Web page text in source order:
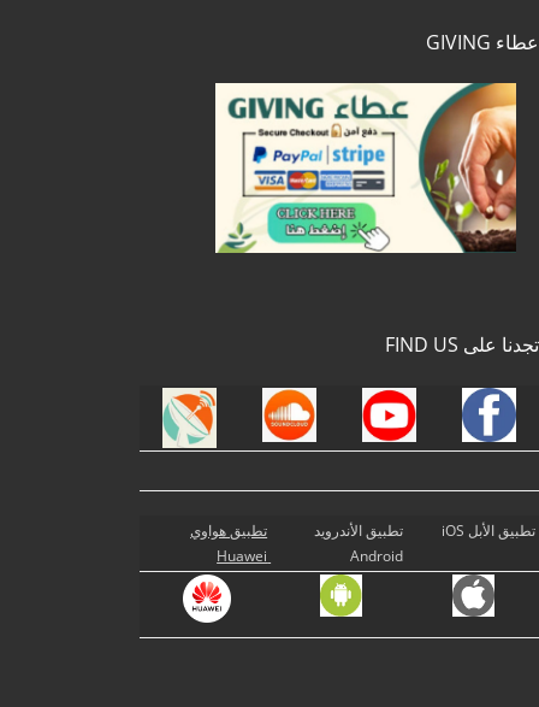
عطاء GIVING
تجدنا على FIND US
تطبيق الأبل iOS
تطبيق الأندرويد
Android
تطبيق هواوي